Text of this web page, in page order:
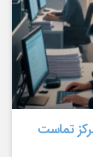
تماست